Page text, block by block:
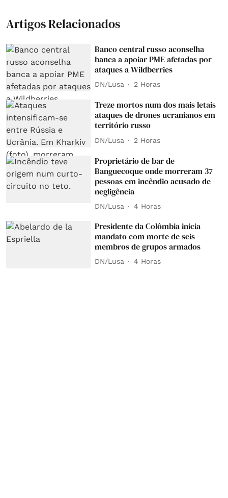
Artigos Relacionados
Banco central russo aconselha
banca a apoiar PME afetadas por
ataques a Wildberries
DN/Lusa 2 Horas
Treze mortos num dos mais letais
ataques de drones ucranianos em
território russo
DN/Lusa 2 Horas
Proprietário de bar de
Banguecoque onde morreram 37
pessoas em incêndio acusado de
negligência
DN/Lusa 4 Horas
Presidente da Colômbia inicia
mandato com morte de seis
membros de grupos armados
DN/Lusa 4 Horas